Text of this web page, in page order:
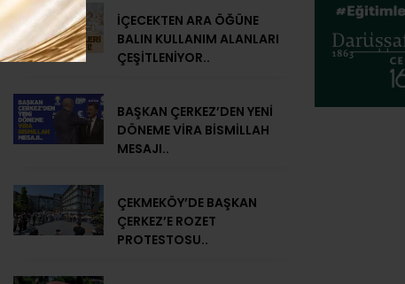
İÇECEKTEN ARA ÖĞÜNE
BALIN KULLANIM ALANLARI
ÇEŞİTLENİYOR..
BAŞKAN ÇERKEZ’DEN YENİ
DÖNEME VİRA BİSMİLLAH
MESAJI..
ÇEKMEKÖY’DE BAŞKAN
ÇERKEZ’E ROZET
PROTESTOSU..